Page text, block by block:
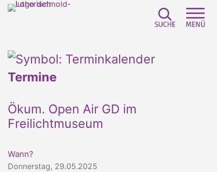
Termine
Ökum. Open Air GD im
Freilichtmuseum
Wann?
Donnerstag, 29.05.2025